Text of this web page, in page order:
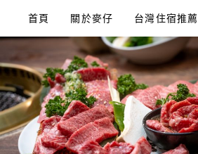
content
首頁 關於麥仔 台灣住宿推薦